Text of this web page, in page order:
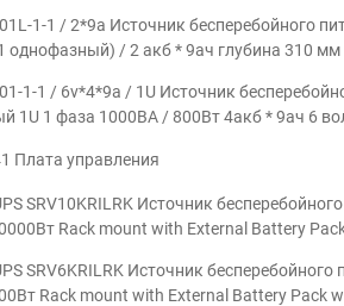
1-1 / 2*9a Источник бесперебойного
однофазный) / 2 акб * 9aч глубина 310 мм
1-1 / 6v*4*9a / 1U Источник
1U 1 фаза 1000ВА / 800Вт 4акб * 9ач 6
Плата управления
SRV10KRILRK Источник
Rack mount with External Battery
SRV6KRILRK Источник
Rack mount with External Battery Pack